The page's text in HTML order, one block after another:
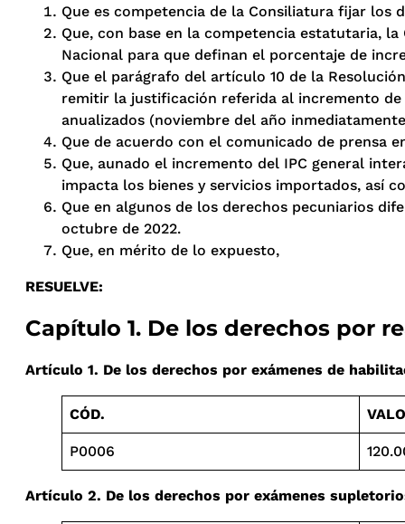
Que es competencia de la Consiliatura fijar los
Que, con base en la competencia estatutaria,
Nacional para que definan el porcentaje de
Que el parágrafo del artículo 10 de la
remitir la justificación referida al incremento
anualizados (noviembre del año
Que de acuerdo con el comunicado de prensa
Que, aunado el incremento del IPC general
impacta los bienes y servicios importados, así
Que en algunos de los derechos pecuniarios
octubre de 2022.
Que, en mérito de lo expuesto,
RESUELVE:
Capítulo 1. De los derechos por
Artículo 1. De los derechos por exámenes de
CÓD.
P0006
Artículo 2. De los derechos por exámenes